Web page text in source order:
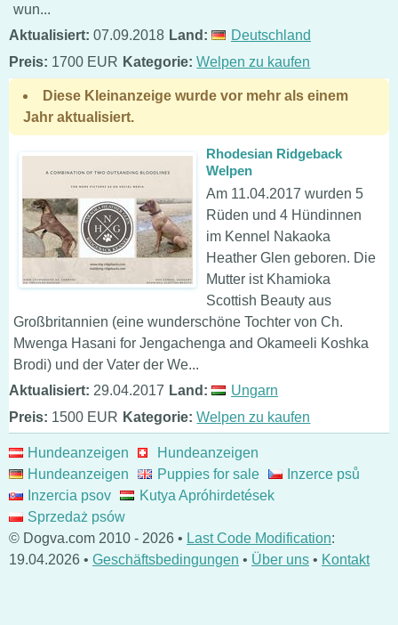
wun...
Aktualisiert: 07.09.2018 Land:
Deutschland
Preis: 1700 EUR Kategorie: Welpen zu kaufen
Diese Kleinanzeige wurde vor mehr als einem
Jahr aktualisiert.
Rhodesian Ridgeback
Welpen
Am 11.04.2017 wurden 5
Rüden und 4 Hündinnen
im Kennel Nakaoka
Heather Glen geboren. Die
Mutter ist Khamioka
Scottish Beauty aus
Großbritannien (eine wunderschöne Tochter von Ch.
Mwenga Hasani for Jengachenga and Okameeli Koshka
Brodi) und der Vater der We...
Aktualisiert: 29.04.2017 Land:
Ungarn
Preis: 1500 EUR Kategorie: Welpen zu kaufen
Hundeanzeigen
Hundeanzeigen
Hundeanzeigen
Puppies for sale
Inzerce psů
Inzercia psov
Kutya Apróhirdetések
Sprzedaż psów
© Dogva.com 2010 - 2026 • Last Code Modification:
19.04.2026 • Geschäftsbedingungen • Über uns • Kontakt